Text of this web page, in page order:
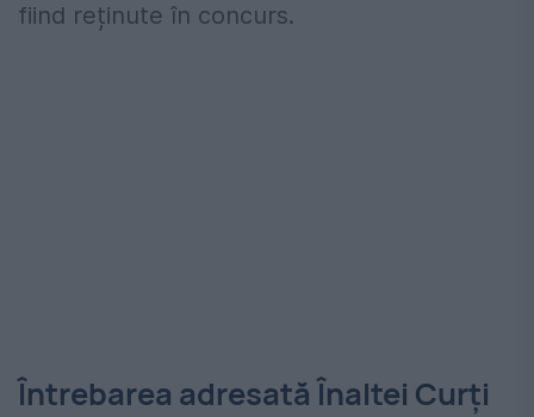
fiind reținute în concurs.
Întrebarea adresată Înaltei Curți